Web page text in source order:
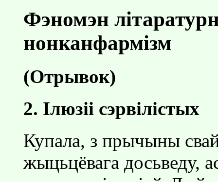
Фэномэн
нонканфармiзм
(Отрывок)
2. Iлюзii сэрвiлiстых
Купала, з прычыны
жыцьцёвага досьведу,